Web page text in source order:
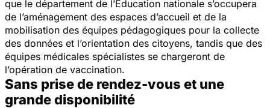
que le département de l’Éducation nationale s’occupera
de l’aménagement des espaces d’accueil et de la
mobilisation des équipes pédagogiques pour la collecte
des données et l’orientation des citoyens, tandis que des
équipes médicales spécialistes se chargeront de
l’opération de vaccination.
Sans prise de rendez-vous et une
grande disponibilité